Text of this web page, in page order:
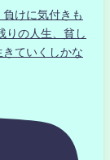
けに気付きも
の人生、貧し
ていくしかな